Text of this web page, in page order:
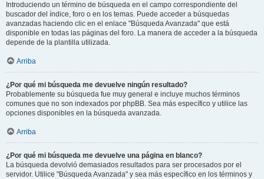
Introduciendo un término de búsqueda en el campo correspondiente del
buscador del índice, foro o en los temas. Puede acceder a búsquedas
avanzadas haciendo clic en el enlace "Búsqueda Avanzada" que está
disponible en todas las páginas del foro. La manera de acceder a la búsqueda
depende de la plantilla utilizada.
Arriba
¿Por qué mi búsqueda me devuelve ningún resultado?
Probablemente su búsqueda fue muy general e incluye muchos términos
comunes que no son indexados por phpBB. Sea más específico y utilice las
opciones disponibles en la búsqueda avanzada.
Arriba
¿Por qué mi búsqueda me devuelve una página en blanco?
La búsqueda devolvió demasiados resultados para ser procesados por el
servidor. Utilice "Búsqueda Avanzada" y sea más específico en los términos y